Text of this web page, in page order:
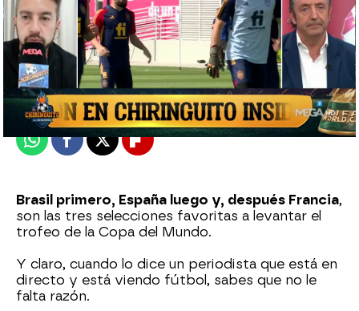
El Chiringuito
Madrid
Publicado:30 de noviembre de 2022, 00:53
WhatsappFacebook
X Flipboard
Brasil primero, España luego y, después Francia,
son las tres selecciones favoritas a levantar el
trofeo de la Copa del Mundo.
Y claro, cuando lo dice un periodista que está en
directo y está viendo fútbol, sabes que no le
falta razón.